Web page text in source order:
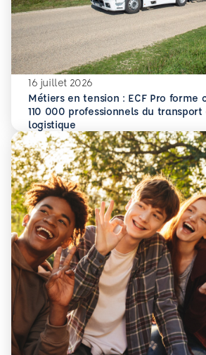
16 juillet 2026
Métiers en tension : ECF Pro forme
110 000 professionnels du
logistique
En savoir plus
Métiers en tension : ECF Pro